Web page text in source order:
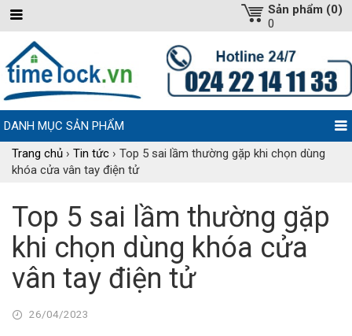
Sản phẩm (0)
0
DANH MỤC SẢN PHẨM
Trang chủ › Tin tức › Top 5 sai lầm thường gặp khi chọn dùng
khóa cửa vân tay điện tử
Top 5 sai lầm thường gặp
khi chọn dùng khóa cửa
vân tay điện tử
26/04/2023